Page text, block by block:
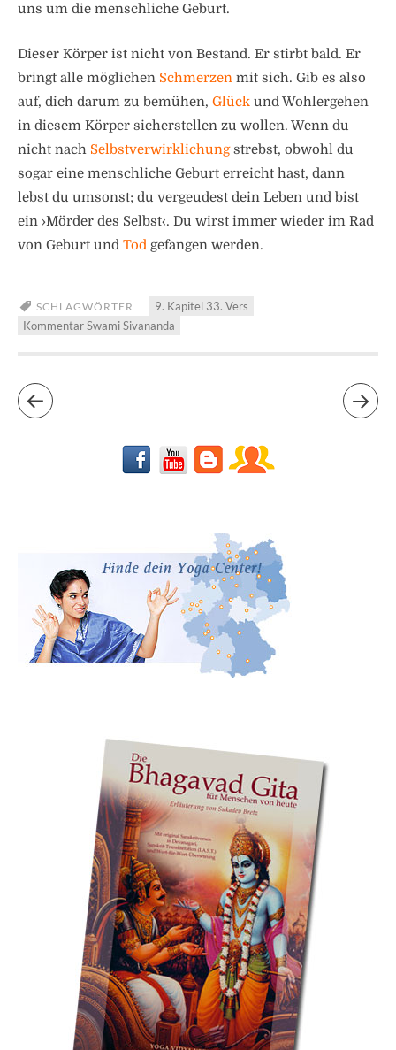
uns um die menschliche Geburt.
Dieser Körper ist nicht von Bestand. Er stirbt bald. Er
bringt alle möglichen Schmerzen mit sich. Gib es also
auf, dich darum zu bemühen, Glück und Wohlergehen
in diesem Körper sicherstellen zu wollen. Wenn du
nicht nach Selbstverwirklichungstrebst, obwohl du
sogar eine menschliche Geburt erreicht hast, dann
lebst du umsonst; du vergeudest dein Leben und bist
ein ›Mörder des Selbst‹. Du wirst immer wieder im Rad
von Geburt und Tod gefangen werden.
SCHLAGWÖRTER
9. Kapitel 33. Vers
Kommentar Swami Sivananda